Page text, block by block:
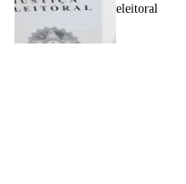
eleitoral